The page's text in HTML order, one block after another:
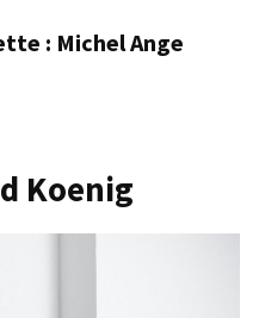
: Michel Ange
Koenig